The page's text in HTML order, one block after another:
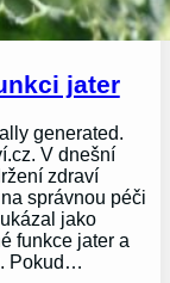
jater
generated.
V dnešní
zdraví
správnou péči
jako
funkce jater a
Pokud…